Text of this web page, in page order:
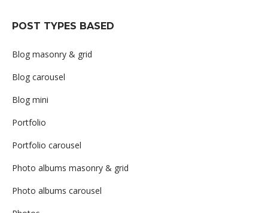
POST TYPES BASED
Blog masonry & grid
Blog carousel
Blog mini
Portfolio
Portfolio carousel
Photo albums masonry & grid
Photo albums carousel